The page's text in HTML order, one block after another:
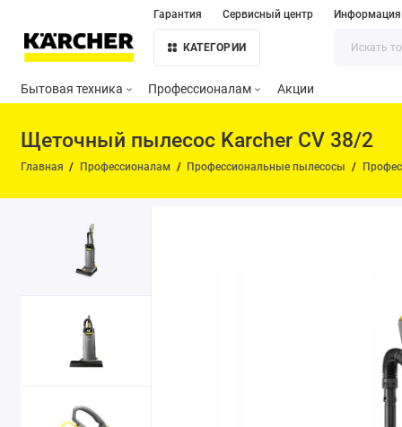
Гарантия Сервисный центр Информация
КАТЕГОРИИ
Бытовая техника Профессионалам Акции
Щеточный пылесос Karcher CV 38/2
Главная Профессионалам Профессиональные пылесосы